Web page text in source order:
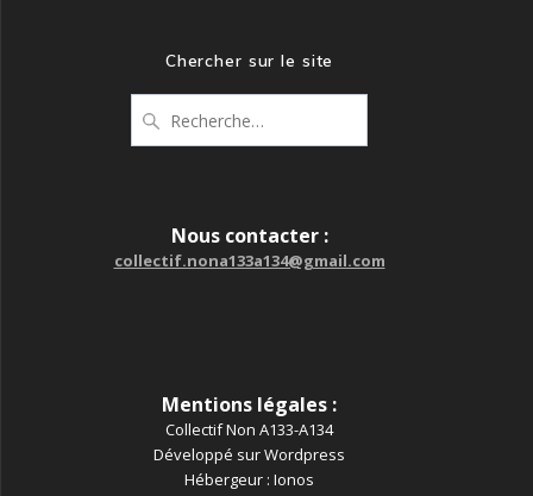
Chercher sur le site
pour
Nous contacter :
collectif.nona133a134@gmail.com
Mentions légales :
Collectif Non A133-A134
Développé sur Wordpress
Hébergeur : Ionos